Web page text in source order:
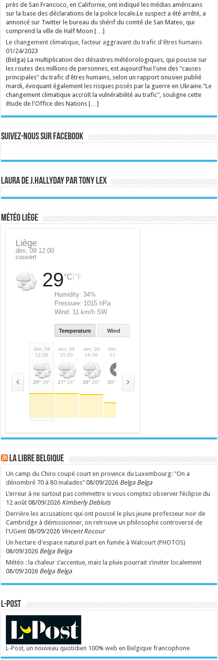
V2 Scriptrss
près de San Francisco, en Californie, ont indiqué les médias américains
sur la base des déclarations de la police locale.Le suspect a été arrêté, a
annoncé sur Twitter le bureau du shérif du comté de San Mateo, qui
comprend la ville de Half Moon […]
Le changement climatique, facteur aggravant du trafic d'êtres humains
01/24/2023
(Belga) La multiplication des désastres météorologiques, qui pousse sur
les routes des millions de personnes, est aujourd'hui l'une des "causes
principales" du trafic d'êtres humains, selon un rapport onusien publié
mardi, évoquant également les risques posés par la guerre en Ukraine."Le
changement climatique accroît la vulnérabilité au trafic", souligne cette
étude de l'Office des Nations […]
Suivez-nous sur Facebook
Laura de J.Hallyday par Tony Lex
Météo Liège
Liège
dim, 09 12:00
couvert
29°C °F
Humidity:34%
Pressure: 1015 hPa
Wind: 11 km/h SW
Temperature Wind
dim, 09
12:00
29° 26°
dim, 09
15:00
27° 26°
dim, 09
18:00
26° 26°
dim, 09
21:00
20°
LA Libre Belgique
Un camp du Chiro coupé court en province du Luxembourg: "On a
dénombré 70 à 80 malades" 08/09/2026 Belga Belga
L’erreur à ne surtout pas commettre si vous comptez observer l’éclipse du
12 août 08/09/2026 Kimberly Debluts
Derrière les accusations qui ont poussé le plus jeune professeur noir de
Cambridge à démissionner, on retrouve un philosophe controversé de
l'UGent 08/09/2026 Vincent Rocour
Un hectare d'espace naturel part en fumée à Walcourt (PHOTOS)
08/09/2026 Belga Belga
Météo : la chaleur s’accentue, mais la pluie pourrait s’inviter localement
08/09/2026 Belga Belga
L-POST
L-Post, un nouveau quotidien 100% web en Belgique francophone